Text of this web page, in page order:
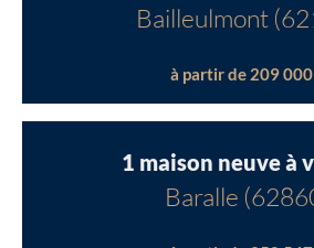
Bailleulmont
à partir de 209
1 maison neuve à
Baralle